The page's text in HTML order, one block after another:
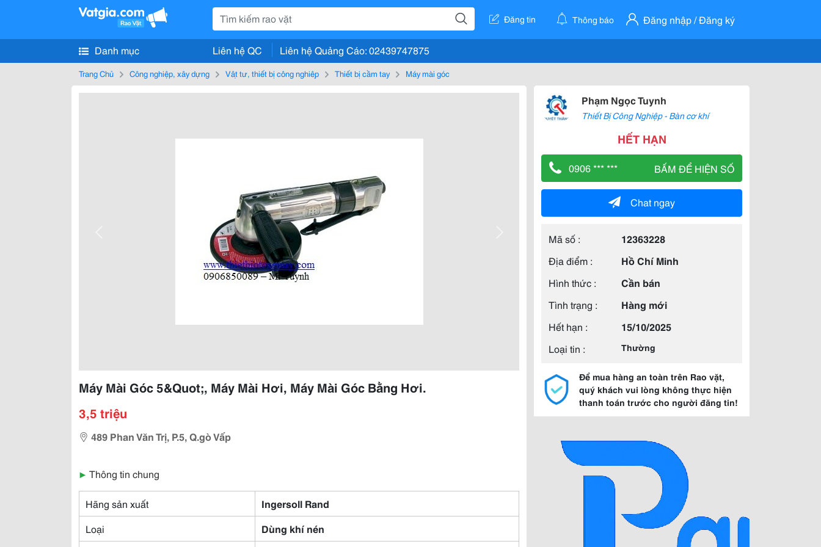
Đăng tin Thông báo Đăng nhập / Đăng ký
Danh mục Liên hệ QC Liên hệ Quảng Cáo: 02439747875
Trang Chủ Công nghiệp, xây dựng Vật tư, thiết bị công nghiệp Thiết bị cầm tay Máy mài góc
Máy Mài Góc 5&Quot;, Máy Mài Hơi, Máy Mài Góc Bằng Hơi.
3,5 triệu
489 Phan Văn Trị, P.5, Q.gò Vấp
▶ Thông tin chung
Hãng sản xuất
Ingersoll Rand
Loại
Dùng khí nén
Phạm Ngọc Tuynh
Thiết Bị Công Nghiệp - Bàn cơ khí
HẾT HẠN
0906 *** *** BẤM ĐỂ HIỆN SỐ
Chat ngay
Mã số :
12363228
Địa điểm :
Hồ Chí Minh
Hình thức :
Cần bán
Tình trạng :
Hàng mới
Hết hạn :
15/10/2025
Loại tin :
Thường
Để mua hàng an toàn trên Rao vặt,
quý khách vui lòng không thực hiện
thanh toán trước cho người đăng tin!